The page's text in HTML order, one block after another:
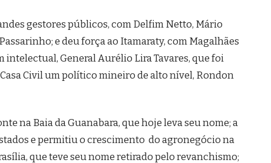
gestores públicos, com Delfim Netto, Mário
e deu força ao Itamaraty, com Magalhães
intelectual, General Aurélio Lira Tavares, que foi
Civil um político mineiro de alto nível, Rondon
na Baia da Guanabara, que hoje leva seu nome; a
e permitiu o crescimento do agronegócio na
que teve seu nome retirado pelo revanchismo;